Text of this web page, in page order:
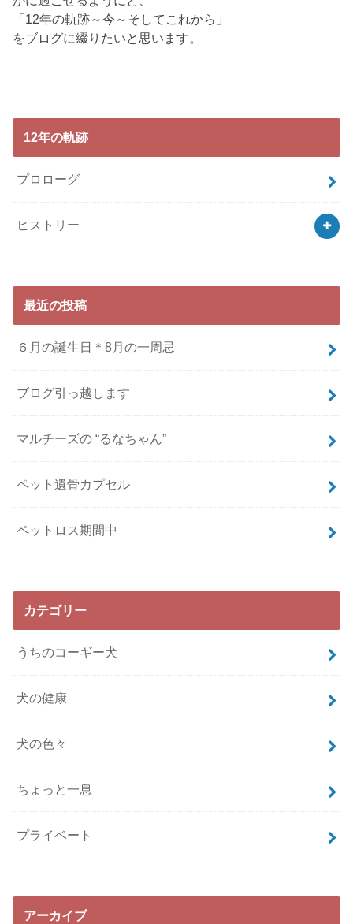
「12年の軌跡～今～そしてこれから」
をブログに綴りたいと思います。
12年の軌跡
プロローグ
ヒストリー
最近の投稿
６月の誕生日＊8月の一周忌
ブログ引っ越します
マルチーズの “るなちゃん”
ペット遺骨カプセル
ペットロス期間中
カテゴリー
うちのコーギー犬
犬の健康
犬の色々
ちょっと一息
プライベート
アーカイブ